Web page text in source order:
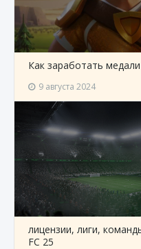
Как заработать
9 августа 2024
лицензии, лиги,
FC 25